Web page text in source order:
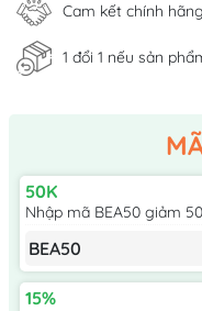
Cam kết chính
1 đổi 1 nếu sản
50K
Nhập mã BEA50 giảm
BEA50
15%